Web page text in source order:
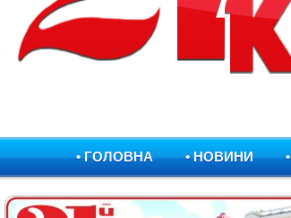
• ГОЛОВНА • НОВИНИ